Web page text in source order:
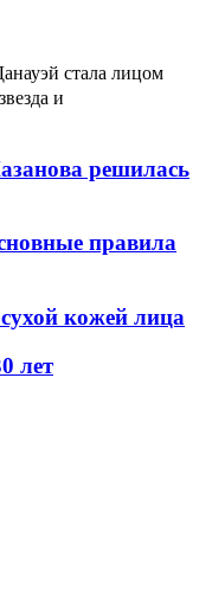
стала лицом
и
решилась
правила
кожей лица
лет